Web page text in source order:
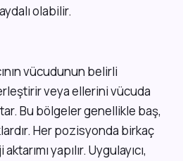
olabilir.
vücudunun belirli
veya ellerini vücuda
Bu bölgeler genellikle baş,
Her pozisyonda birkaç
yapılır. Uygulayıcı,